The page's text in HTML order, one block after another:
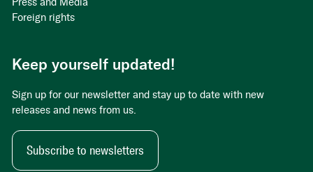
Foreign rights
Keep yourself updated!
Sign up for our newsletter and stay up to date with new
releases and news from us.
Subscribe to newsletters